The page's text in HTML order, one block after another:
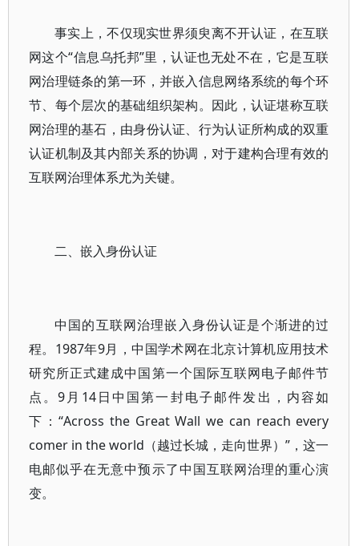
事实上，不仅现实世界须臾离不开认证，在互联
网这个“信息乌托邦”里，认证也无处不在，它是互联
网治理链条的第一环，并嵌入信息网络系统的每个环
节、每个层次的基础组织架构。因此，认证堪称互联
网治理的基石，由身份认证、行为认证所构成的双重
认证机制及其内部关系的协调，对于建构合理有效的
互联网治理体系尤为关键。
二、嵌入身份认证
中国的互联网治理嵌入身份认证是个渐进的过
程。1987年9月，中国学术网在北京计算机应用技术
研究所正式建成中国第一个国际互联网电子邮件节
点。9月14日中国第一封电子邮件发出，内容如
下：“Across the Great Wall we can reach every
comer in the world（越过长城，走向世界）”，这一
电邮似乎在无意中预示了中国互联网治理的重心演
变。